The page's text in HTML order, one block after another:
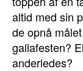
altid med sin
de opnå
gallafesten?
anderledes?